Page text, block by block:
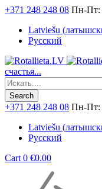
+371 248 248 08 Пн-Пт:
Latviešu (
Русский
счастья...
+371 248 248 08 Пн-Пт:
Latviešu (
Русский
Cart 0 €0.00